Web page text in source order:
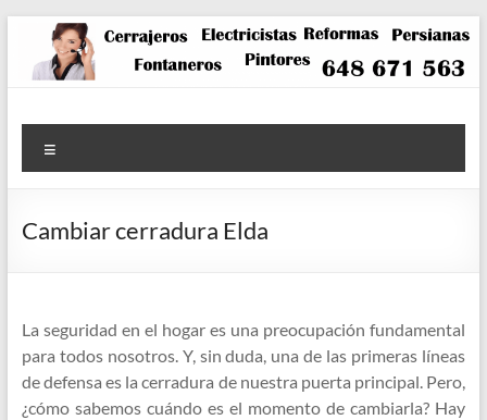
contenido
Cambiar cerradura Elda
La seguridad en el hogar es una preocupación fundamental
para todos nosotros. Y, sin duda, una de las primeras líneas
de defensa es la cerradura de nuestra puerta principal. Pero,
¿cómo sabemos cuándo es el momento de cambiarla? Hay